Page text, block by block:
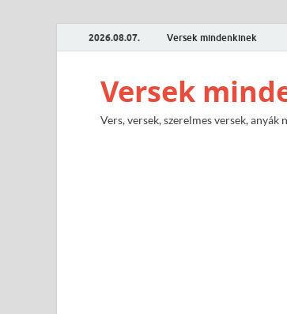
2026.08.07. Versek mindenkinek
Versek
Vers, versek, szerelmes versek,